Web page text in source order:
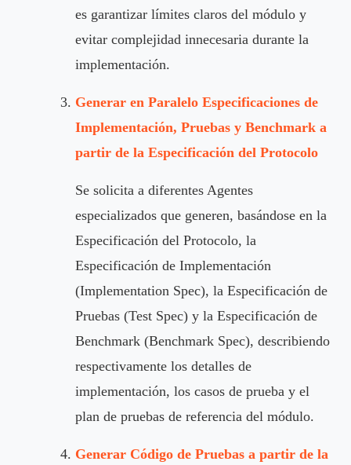
es garantizar límites claros del módulo y
evitar complejidad innecesaria durante la
implementación.
Generar en Paralelo Especificaciones de
Implementación, Pruebas y Benchmark a
partir de la Especificación del Protocolo
Se solicita a diferentes Agentes
especializados que generen, basándose en la
Especificación del Protocolo, la
Especificación de Implementación
(Implementation Spec), la Especificación de
Pruebas (Test Spec) y la Especificación de
Benchmark (Benchmark Spec), describiendo
respectivamente los detalles de
implementación, los casos de prueba y el
plan de pruebas de referencia del módulo.
Generar Código de Pruebas a partir de la